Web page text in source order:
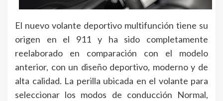
El nuevo volante deportivo multifunción tiene su
origen en el 911 y ha sido completamente
reelaborado en comparación con el modelo
anterior, con un diseño deportivo, moderno y de
alta calidad. La perilla ubicada en el volante para
seleccionar los modos de conducción Normal,